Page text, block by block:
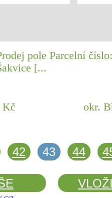
pole Parcelní
[...
Kč okr.
42 43 44